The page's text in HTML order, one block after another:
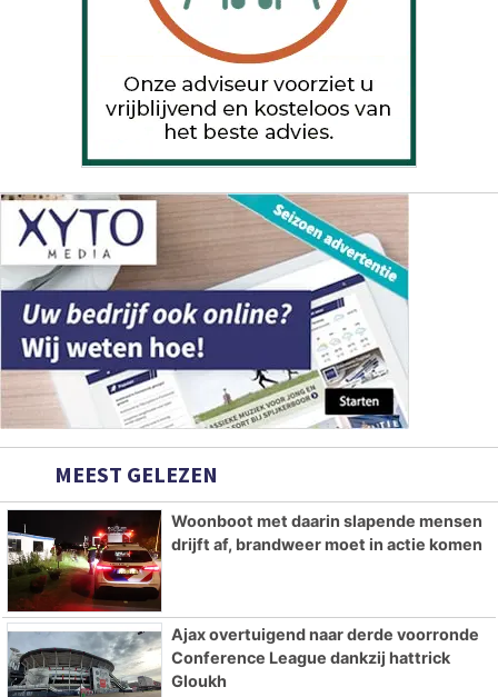
MEEST GELEZEN
Woonboot met daarin slapende mensen
drijft af, brandweer moet in actie komen
Ajax overtuigend naar derde voorronde
Conference League dankzij hattrick
Gloukh